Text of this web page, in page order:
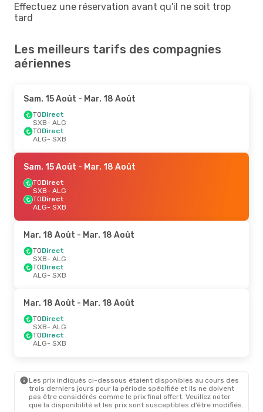
Effectuez une réservation avant qu'il ne soit trop
tard
Les meilleurs tarifs des compagnies
aériennes
Sam. 15 Août - Mar. 18 Août
TODirect
SXB- ALG
TODirect
ALG- SXB
Sam. 15 Août - Mar. 18 Août
TODirect
SXB- ALG
TODirect
ALG- SXB
Mar. 18 Août - Mar. 18 Août
TODirect
SXB- ALG
TODirect
ALG- SXB
Mar. 18 Août - Mar. 18 Août
TODirect
SXB- ALG
TODirect
ALG- SXB
Les prix indiqués ci-dessous étaient disponibles au cours des
trois derniers jours pour la période spécifiée et ils ne doivent
pas être considérés comme le prix final offert. Veuillez noter
que la disponibilité et les prix sont susceptibles d’être modifiés.